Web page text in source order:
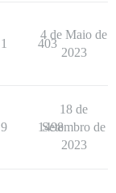
1 403
4 de Maio de
2023
9 1498
18 de
Setembro de
2023